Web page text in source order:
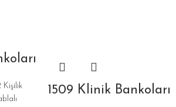
Kişilik
1509 Klinik Bankoları